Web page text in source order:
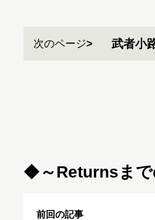
次のページ 武者小
◆～Returnsま
前回の記事